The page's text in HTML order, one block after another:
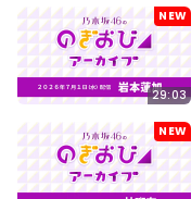
NEW
29:03
NEW